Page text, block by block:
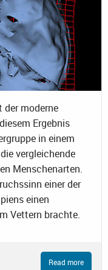
der moderne
Ergebnis
in einem
vergleichende
Menschenarten.
einer der
einen
Vettern brachte.
Read more